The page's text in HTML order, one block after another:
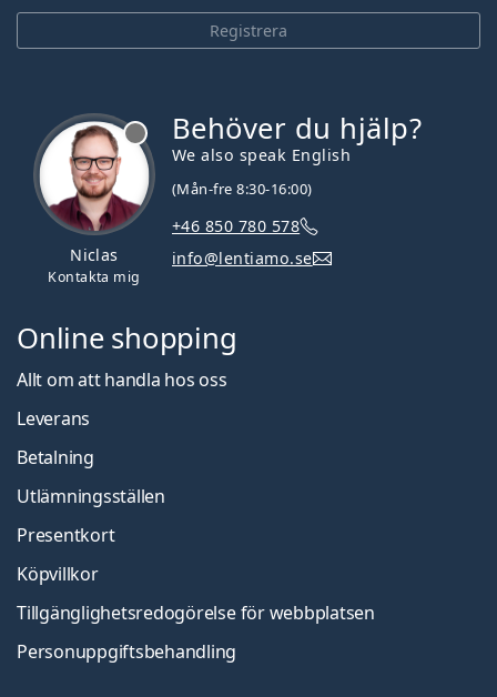
Registrera
Niclas
Kontakta mig
Behöver du hjälp?
We also speak English
(Mån-fre 8:30-16:00)
+46 850 780 578
info@lentiamo.se
Online shopping
Allt om att handla hos oss
Leverans
Betalning
Utlämningsställen
Presentkort
Köpvillkor
Tillgänglighetsredogörelse för webbplatsen
Personuppgiftsbehandling